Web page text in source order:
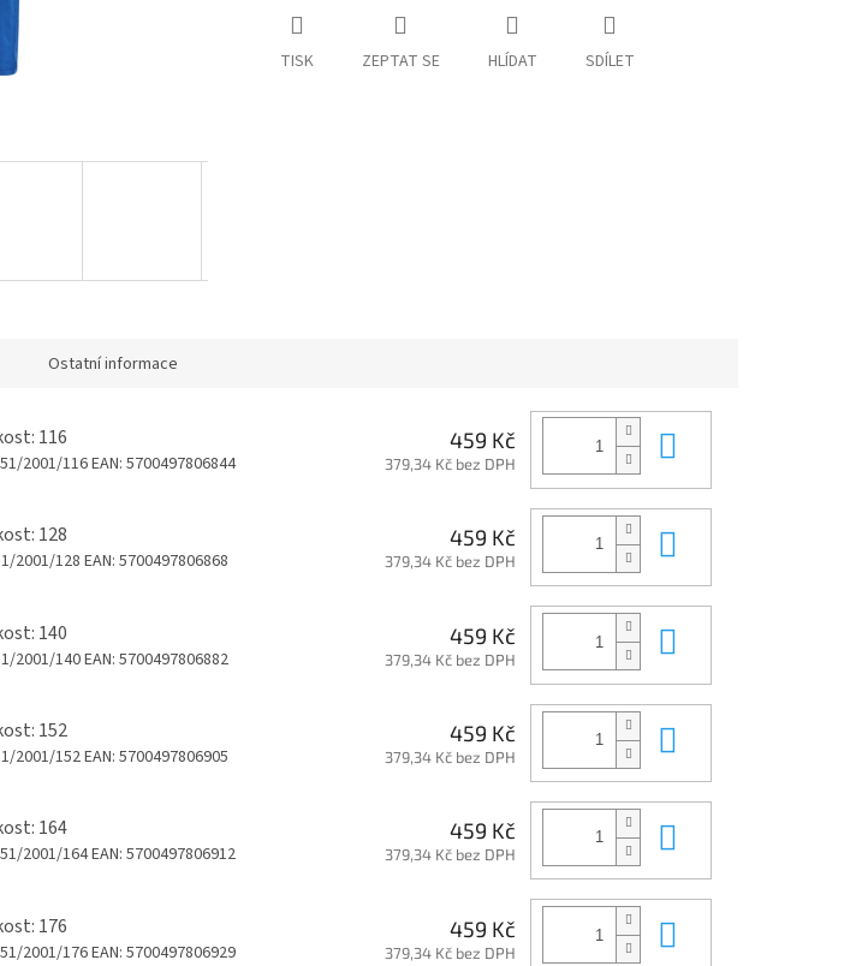
TISK ZEPTAT SE HLÍDAT SDÍLET
Ostatní informace
116
2001/116EAN: 5700497806844
459 Kč
379,34 Kč bez DPH
128
2001/128 EAN: 5700497806868
459 Kč
379,34 Kč bez DPH
140
2001/140EAN: 5700497806882
459 Kč
379,34 Kč bez DPH
152
2001/152EAN: 5700497806905
459 Kč
379,34 Kč bez DPH
164
2001/164EAN: 5700497806912
459 Kč
379,34 Kč bez DPH
176
2001/176EAN: 5700497806929
459 Kč
379,34 Kč bez DPH